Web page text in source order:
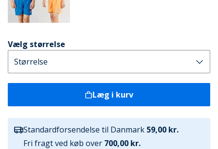
Vælg størrelse
Læg i kurv
Standardforsendelse til Danmark 59,00 kr.
Fri fragt ved køb over 700,00 kr.